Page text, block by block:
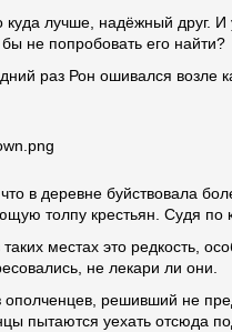
куда лучше, надёжный друг.
не попробовать его найти?
раз Рон ошивался возле
в деревне буйствовала
толпу крестьян. Судя по
местах это редкость,
не лекари ли они.
решивший не
пытаются уехать отсюда